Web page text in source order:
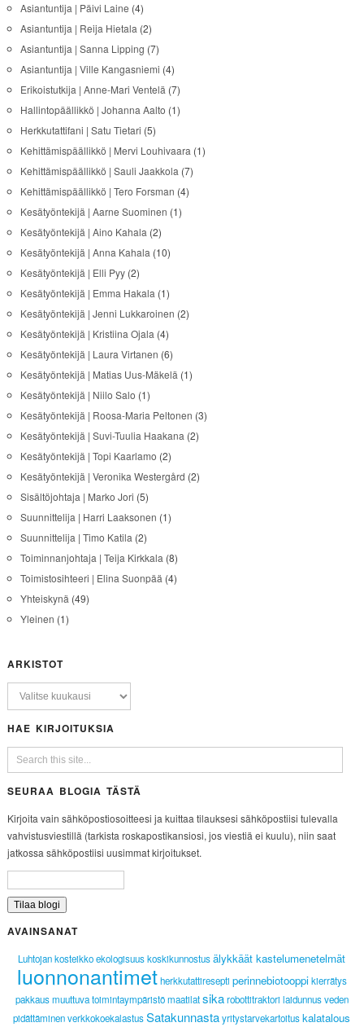
Asiantuntija | Päivi Laine (4)
Asiantuntija | Reija Hietala (2)
Asiantuntija | Sanna Lipping (7)
Asiantuntija | Ville Kangasniemi (4)
Erikoistutkija | Anne-Mari Ventelä (7)
Hallintopäällikkö | Johanna Aalto (1)
Herkkutattifani | Satu Tietari (5)
Kehittämispäällikkö | Mervi Louhivaara (1)
Kehittämispäällikkö | Sauli Jaakkola (7)
Kehittämispäällikkö | Tero Forsman (4)
Kesätyöntekijä | Aarne Suominen (1)
Kesätyöntekijä | Aino Kahala (2)
Kesätyöntekijä | Anna Kahala (10)
Kesätyöntekijä | Elli Pyy(2)
Kesätyöntekijä | Emma Hakala (1)
Kesätyöntekijä | Jenni Lukkaroinen (2)
Kesätyöntekijä | Kristiina Ojala (4)
Kesätyöntekijä | Laura Virtanen (6)
Kesätyöntekijä | Matias Uus-Mäkelä (1)
Kesätyöntekijä | Niilo Salo (1)
Kesätyöntekijä | Roosa-Maria Peltonen (3)
Kesätyöntekijä | Suvi-Tuulia Haakana (2)
Kesätyöntekijä | Topi Kaarlamo (2)
Kesätyöntekijä | Veronika Westergård (2)
Sisältöjohtaja | Marko Jori (5)
Suunnittelija | Harri Laaksonen (1)
Suunnittelija | Timo Katila (2)
Toiminnanjohtaja | Teija Kirkkala (8)
Toimistosihteeri | Elina Suonpää (4)
Yhteiskynä (49)
Yleinen (1)
ARKISTOT
HAE KIRJOITUKSIA
SEURAA BLOGIA TÄSTÄ
Kirjoita vain sähköpostiosoitteesi ja kuittaa tilauksesi sähköpostiisi tulevalla
vahvistusviestillä (tarkista roskapostikansiosi, jos viestiä ei kuulu), niin saat
jatkossa sähköpostiisi uusimmat kirjoitukset.
AVAINSANAT
Luhtojan kosteikko ekologisuus koskikunnostus älykkäät kastelumenetelmät
luonnonantimetherkkutattiresepti perinnebiotooppikierrätys
pakkausmuuttuva toimintaympäristömaatilatsikarobottitraktori laidunnusveden
pidättäminen verkkokoekalastus Satakunnasta yritystarvekartoitus kalatalous